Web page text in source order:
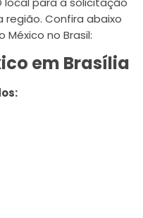
região. Confira abaixo
no Brasil:
em Brasília